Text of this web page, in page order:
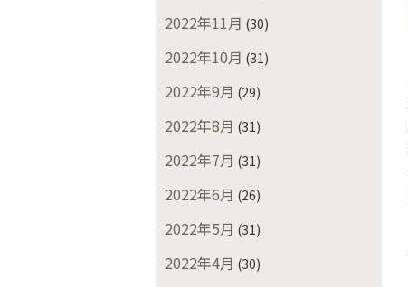
2022年11月 (30)
2022年10月 (31)
2022年9月 (29)
2022年8月 (31)
2022年7月 (31)
2022年6月 (26)
2022年5月 (31)
2022年4月 (30)